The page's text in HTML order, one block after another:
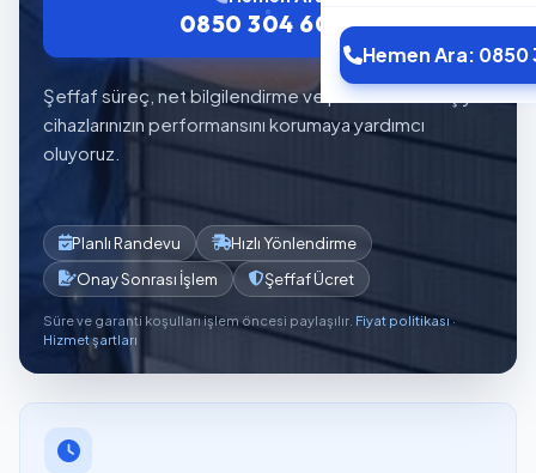
Hemen Ara: 0850
Şeffaf süreç, net bilgilendirme ve planlı servis akışıyla
cihazlarınızın performansını korumaya yardımcı
oluyoruz.
0850 304 6012
Planlı Randevu
Hızlı Yönlendirme
Onay Sonrası İşlem
Şeffaf Ücret
Süre ve garanti koşulları işlem öncesi paylaşılır. Fiyat politikası·
Hizmet şartları